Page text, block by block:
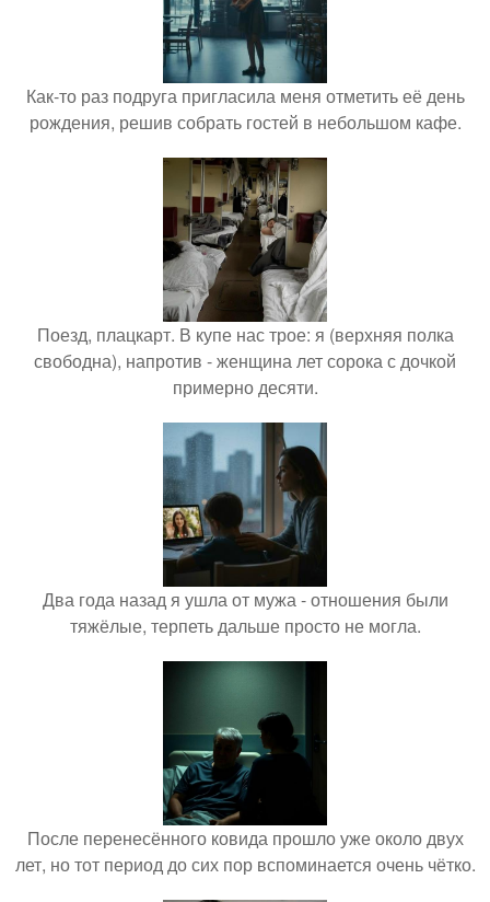
Как-то раз подруга пригласила меня отметить её день
рождения, решив собрать гостей в небольшом кафе.
Поезд, плацкарт. В купе нас трое: я (верхняя полка
свободна), напротив - женщина лет сорока с дочкой
примерно десяти.
Два года назад я ушла от мужа - отношения были
тяжёлые, терпеть дальше просто не могла.
После перенесённого ковида прошло уже около двух
лет, но тот период до сих пор вспоминается очень чётко.